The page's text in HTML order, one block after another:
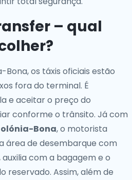
– qual
os táxis oficiais estão
fora do terminal. É
e aceitar o preço do
conforme o trânsito. Já com
Bona, o motorista
área de desembarque com
com a bagagem e o
reservado. Assim, além de